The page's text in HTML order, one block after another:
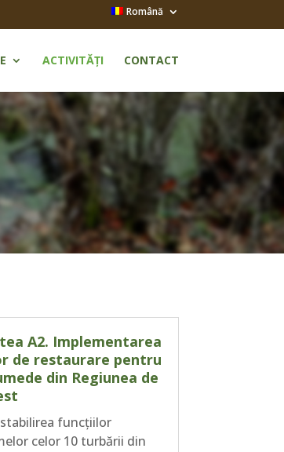
Română
ACTIVITĂȚI CONTACT
A2. Implementarea
de restaurare pentru
din Regiunea de
funcțiilor
celor 10 turbării din